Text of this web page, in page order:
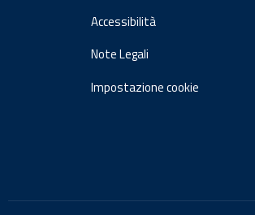
Accessibilità
Note Legali
Impostazione cookie